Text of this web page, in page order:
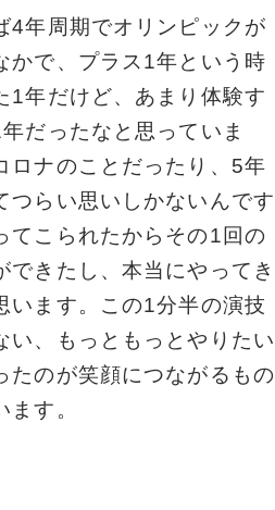
4年周期でオリンピックが
かで、プラス1年という時
1年だけど、あまり体験す
だったなと思っていま
ロナのことだったり、5年
つらい思いしかないんです
てこられたからその1回の
できたし、本当にやってき
います。この1分半の演技
い、もっともっとやりたい
たのが笑顔につながるもの
す。